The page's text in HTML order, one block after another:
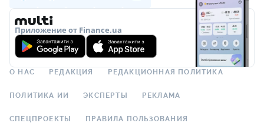
Приложение от Finance.ua
О НАС РЕДАКЦИЯ РЕДАКЦИОННАЯ ПОЛИТИКА
ПОЛИТИКА ИИ ЭКСПЕРТЫ РЕКЛАМА
СПЕЦПРОЕКТЫ ПРАВИЛА ПОЛЬЗОВАНИЯ